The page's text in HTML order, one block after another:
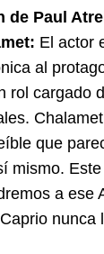
de Paul
El actor
al
rol cargado
que
mismo.
a ese
nunca